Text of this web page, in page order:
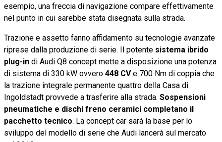
esempio, una freccia di navigazione compare effettivamente
nel punto in cui sarebbe stata disegnata sulla strada.
Trazione e assetto fanno affidamento su tecnologie avanzate
riprese dalla produzione di serie. Il potente sistema ibrido
plug-in di Audi Q8 concept mette a disposizione una potenza
di sistema di 330 kW ovvero 448 CVe 700 Nm di coppia che
la trazione integrale permanente quattro della Casa di
Ingoldstadt provvede a trasferire alla strada. Sospensioni
pneumatiche e dischi freno ceramici completano il
pacchetto tecnico. La concept car sarà la base per lo
sviluppo del modello di serie che Audi lancerà sul mercato